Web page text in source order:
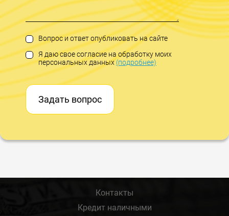
Вопрос и ответ опубликовать на сайте
Я даю свое согласие на обработку моих
персональных данных(подробнее)
Задать вопрос
Контакты
Кредит наличными